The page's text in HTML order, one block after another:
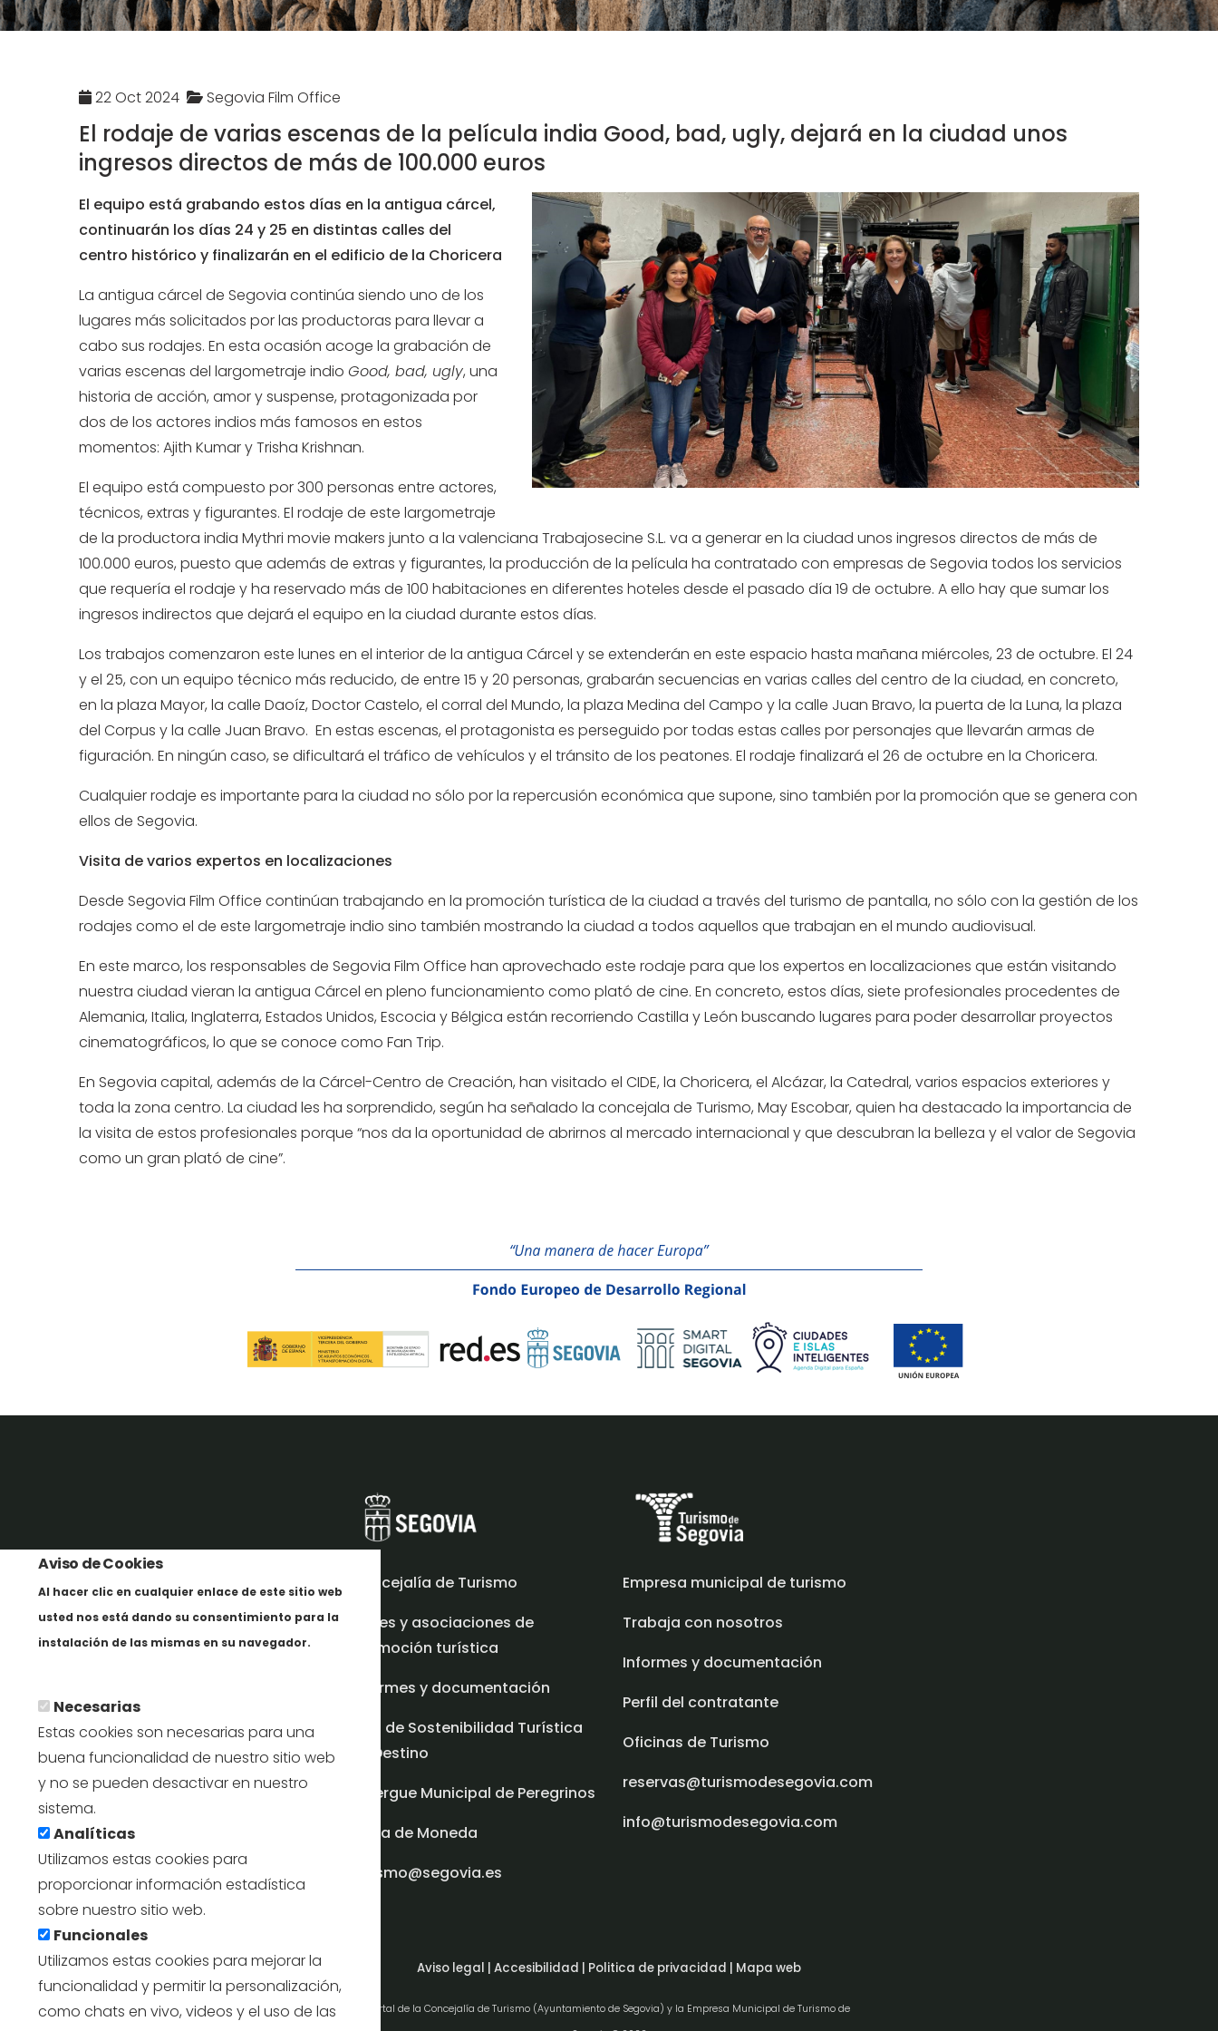
Aviso de Cookies
Al hacer clic en cualquier enlace de este sitio web
usted nos está dando su consentimiento para la
instalación de las mismas en su navegador.
Necesarias
Estas cookies son necesarias para una
buena funcionalidad de nuestro sitio web
y no se pueden desactivar en nuestro
sistema.
Analíticas
Utilizamos estas cookies para
proporcionar información estadística
sobre nuestro sitio web.
Funcionales
Utilizamos estas cookies para mejorar la
funcionalidad y permitir la personalización,
como chats en vivo, videos y el uso de las
22 Oct 2024 Segovia Film Office
El rodaje de varias escenas de la película india Good, bad, ugly, dejará en la ciudad unos
ingresos directos de más de 100.000 euros
El equipo está grabando estos días en la antigua cárcel,
continuarán los días 24 y 25 en distintas calles del
centro histórico y finalizarán en el edificio de la Choricera
La antigua cárcel de Segovia continúa siendo uno de los
lugares más solicitados por las productoras para llevar a
cabo sus rodajes. En esta ocasión acoge la grabación de
varias escenas del largometraje indio Good, bad, ugly, una
historia de acción, amor y suspense, protagonizada por
dos de los actores indios más famosos en estos
momentos: Ajith Kumar y Trisha Krishnan.
El equipo está compuesto por 300 personas entre actores,
técnicos, extras y figurantes. El rodaje de este largometraje
de la productora india Mythri movie makers junto a la valenciana Trabajosecine S.L. va a generar en la ciudad unos ingresos directos de más de
100.000 euros, puesto que además de extras y figurantes, la producción de la película ha contratado con empresas de Segovia todos los servicios
que requería el rodaje y ha reservado más de 100 habitaciones en diferentes hoteles desde el pasado día 19 de octubre. A ello hay que sumar los
ingresos indirectos que dejará el equipo en la ciudad durante estos días.
Los trabajos comenzaron este lunes en el interior de la antigua Cárcel y se extenderán en este espacio hasta mañana miércoles, 23 de octubre. El 24
y el 25, con un equipo técnico más reducido, de entre 15 y 20 personas, grabarán secuencias en varias calles del centro de la ciudad, en concreto,
en la plaza Mayor, la calle Daoíz, Doctor Castelo, el corral del Mundo, la plaza Medina del Campo y la calle Juan Bravo, la puerta de la Luna, la plaza
del Corpus y la calle Juan Bravo. En estas escenas, el protagonista es perseguido por todas estas calles por personajes que llevarán armas de
figuración. En ningún caso, se dificultará el tráfico de vehículos y el tránsito de los peatones. El rodaje finalizará el 26 de octubre en la Choricera.
Cualquier rodaje es importante para la ciudad no sólo por la repercusión económica que supone, sino también por la promoción que se genera con
ellos de Segovia.
Visita de varios expertos en localizaciones
Desde Segovia Film Office continúan trabajando en la promoción turística de la ciudad a través del turismo de pantalla, no sólo con la gestión de los
rodajes como el de este largometraje indio sino también mostrando la ciudad a todos aquellos que trabajan en el mundo audiovisual.
En este marco, los responsables de Segovia Film Office han aprovechado este rodaje para que los expertos en localizaciones que están visitando
nuestra ciudad vieran la antigua Cárcel en pleno funcionamiento como plató de cine. En concreto, estos días, siete profesionales procedentes de
Alemania, Italia, Inglaterra, Estados Unidos, Escocia y Bélgica están recorriendo Castilla y León buscando lugares para poder desarrollar proyectos
cinematográficos, lo que se conoce como Fan Trip.
En Segovia capital, además de la Cárcel-Centro de Creación, han visitado el CIDE, la Choricera, el Alcázar, la Catedral, varios espacios exteriores y
toda la zona centro. La ciudad les ha sorprendido, según ha señalado la concejala de Turismo, May Escobar, quien ha destacado la importancia de
la visita de estos profesionales porque “nos da la oportunidad de abrirnos al mercado internacional y que descubran la belleza y el valor de Segovia
como un gran plató de cine”.
Concejalía de Turismo
Redes y asociaciones de
promoción turística
Informes y documentación
Plan de Sostenibilidad Turística
en Destino
Albergue Municipal de Peregrinos
Casa de Moneda
turismo@segovia.es
Empresa municipal de turismo
Trabaja con nosotros
Informes y documentación
Perfil del contratante
Oficinas de Turismo
reservas@turismodesegovia.com
info@turismodesegovia.com
Aviso legal | Accesibilidad | Politica de privacidad | Mapa web
Portal de la Concejalía de Turismo (Ayuntamiento de Segovia) y la Empresa Municipal de Turismo de